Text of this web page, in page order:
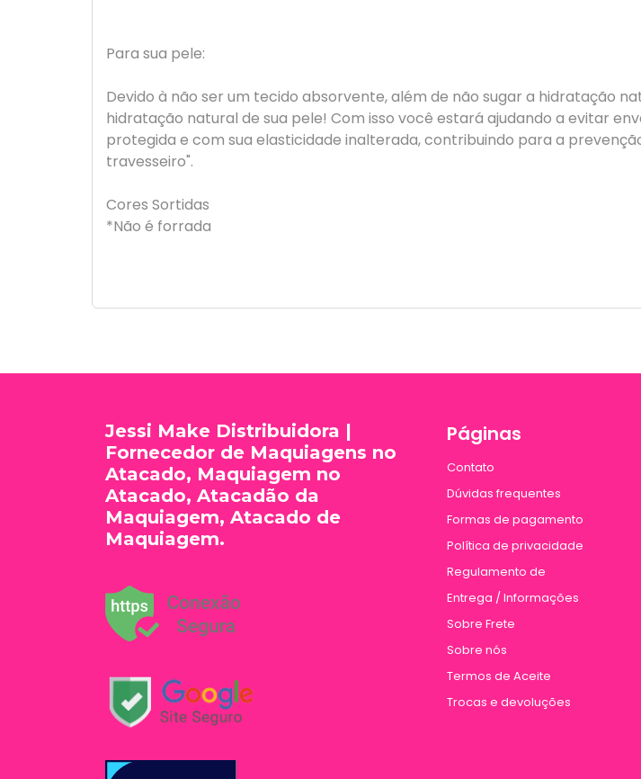
Para sua pele:
Devido à não ser um tecido absorvente, além de não sugar a hidratação
hidratação natural de sua pele! Com isso você estará ajudando a evitar
protegida e com sua elasticidade inalterada, contribuindo para a
travesseiro".
Cores Sortidas
*Não é forrada
Páginas
Contato
Dúvidas frequentes
Formas de pagamento
Política de privacidade
Regulamento de
Entrega / Informações
Sobre Frete
Sobre nós
Termos de Aceite
Trocas e devoluções
Jessi Make Distribuidora |
Fornecedor de Maquiagens no
Atacado, Maquiagem no
Atacado, Atacadão da
Maquiagem, Atacado de
Maquiagem.